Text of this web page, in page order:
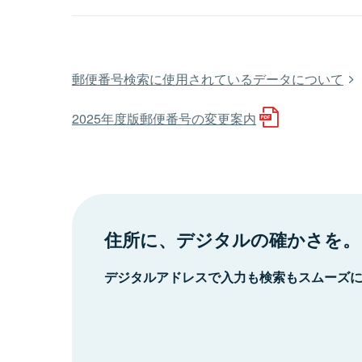
郵便番号検索に使用されているデータについて
2025年度版郵便番号の変更案内
住所に、デジタルの確かさを。
デジタルアドレスで入力も検索もスムーズ